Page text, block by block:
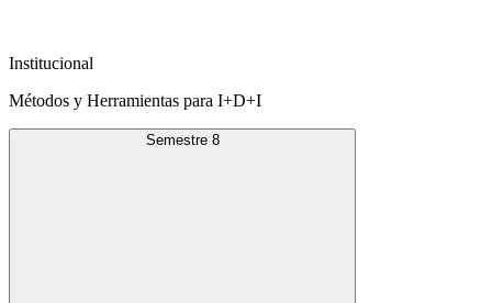
Institucional
Métodos y Herramientas para I+D+I
Semestre 8